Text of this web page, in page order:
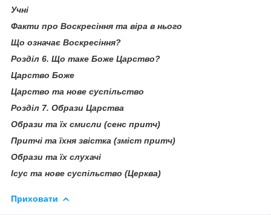
Учні
Факти про Воскресіння та віра в нього
Що означає Воскресіння?
Розділ 6. Що таке Боже Царство?
Царство Боже
Царство та нове суспільство
Розділ 7. Образи Царства
Образи та їх смисли (сенс притч)
Притчі та їхня звістка (зміст притч)
Образи та їх слухачі
Ісус та нове суспільство (Церква)
Приховати